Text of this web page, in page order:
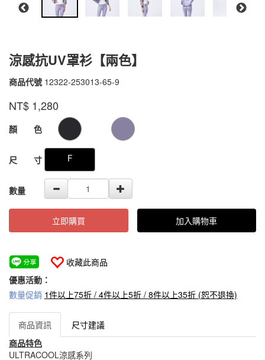
涼感抗UV罩衫【兩色】
商品代號 12322-253013-65-9
12322-
65-
品牌 VOUX
NT$ 1,280
GOODS000000000000000104631
顏 色
尺 寸 F
數量
立即購買 加入購物車
收藏此商品
優惠活動：
數量促銷 1件以上75折 / 4件以上5折 / 8件以上35折 (恕不退換)
商品資訊
尺寸建議
商品特色
ULTRACOOL涼感系列